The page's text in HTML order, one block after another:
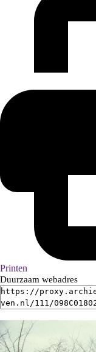
Printen
Duurzaam webadres